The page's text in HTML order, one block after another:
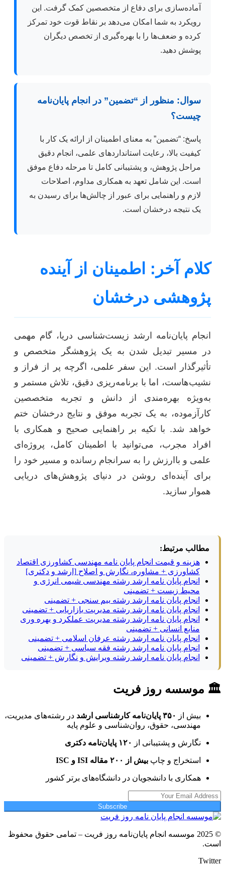
آماده‌سازی برای دفاع از متخصصین کمک گرفت. این
رویکرد به شما امکان می‌دهد بر نقاط قوت خود تمرکز
کرده و ضعف‌ها را با بهره‌گیری از تخصص دیگران
پوشش دهید.
سوال: منظور از “تضمین” در انجام پایان‌نامه
چیست؟
پاسخ: “تضمین” به معنای اطمینان از ارائه یک کار با
کیفیت بالا، رعایت استانداردهای علمی، انجام دقیق
مراحل پژوهش، و پشتیبانی کامل تا مرحله دفاع موفق
است. این شامل تعهد به همکاری مداوم، اصلاحات
لازم و راهنمایی برای عبور از چالش‌ها برای رسیدن به
یک نتیجه درخشان است.
کلام آخر: اطمینان از آینده
پژوهشی درخشان
انجام پایان‌نامه ارشد زیست‌شناسی دریا، گام مهمی
در مسیر تبدیل شدن به یک پژوهشگر متخصص و
تأثیرگذار است. این سفر علمی، اگرچه پر از فراز و
نشیب‌هاست، اما با برنامه‌ریزی دقیق، تلاش مستمر و
به‌ویژه بهره‌مندی از دانش و تجربه متخصصین
کارآزموده، به یک تجربه موفق و نتایج درخشان ختم
خواهد شد. با تکیه بر راهنمایی صحیح و همکاری با
افراد مجرب، می‌توانید با اطمینان کامل، پروژه‌ای
علمی و باارزش را به سرانجام رسانده و مسیر خود را
برای آینده‌ای روشن در دنیای پژوهش‌های دریایی
هموار سازید.
مطالب مرتبط:
هزینه و قیمت انجام پایان نامه مهندسی کشاورزی اقتصاد
کشاورزی + مشاوره، نگارش و اصلاح [ارشد و دکتری]
انجام پایان نامه ارشد رشته مهندسی شیمی انرژی و
محیط زیست + تضمینی
انجام پایان نامه ارشد رشته بیم سنجی + تضمینی
انجام پایان نامه ارشد رشته مدیریت بازاریابی + تضمینی
انجام پایان نامه ارشد رشته مدیریت عملکرد و بهره وری
منابع انسانی + تضمینی
انجام پایان نامه ارشد رشته عرفان اسلامی + تضمینی
انجام پایان نامه ارشد رشته فقه سیاسی + تضمینی
انجام پایان نامه ارشد رشته ویرایش و نگارش + تضمینی
🏛 موسسه روز فریت
بیش از ۳۵۰ پایان‌نامه کارشناسی ارشد
در رشته‌های مدیریت،
مهندسی، حقوق، روان‌شناسی و علوم پایه
نگارش و پشتیبانی از ۱۲۰ پایان‌نامه دکتری
استخراج و چاپ بیش از ۲۰۰ مقاله ISI و ISC
همکاری با دانشجویان در دانشگاه‌های برتر کشور
Subscribe
© 2025 موسسه انجام پایان‌نامه روز فریت – تمامی حقوق محفوظ
است.
Twitter